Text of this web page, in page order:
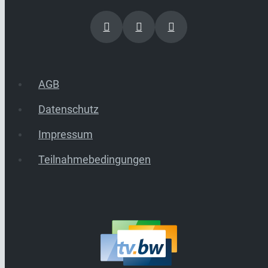
AGB
Datenschutz
Impressum
Teilnahmebedingungen